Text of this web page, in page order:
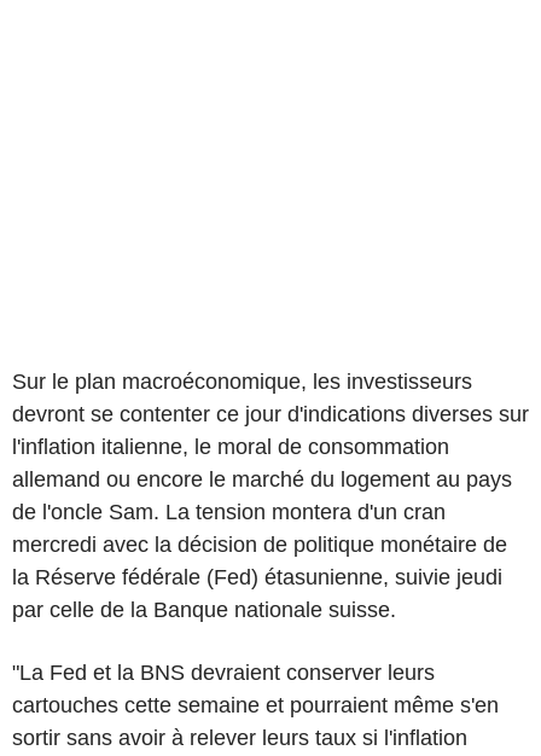
Sur le plan macroéconomique, les investisseurs
devront se contenter ce jour d'indications diverses sur
l'inflation italienne, le moral de consommation
allemand ou encore le marché du logement au pays
de l'oncle Sam. La tension montera d'un cran
mercredi avec la décision de politique monétaire de
la Réserve fédérale (Fed) étasunienne, suivie jeudi
par celle de la Banque nationale suisse.
"La Fed et la BNS devraient conserver leurs
cartouches cette semaine et pourraient même s'en
sortir sans avoir à relever leurs taux si l'inflation